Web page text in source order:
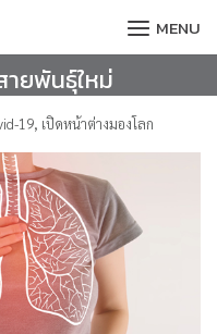
MENU
ายพันธุ์ใหม่
19, เปิดหน้าต่างมองโลก